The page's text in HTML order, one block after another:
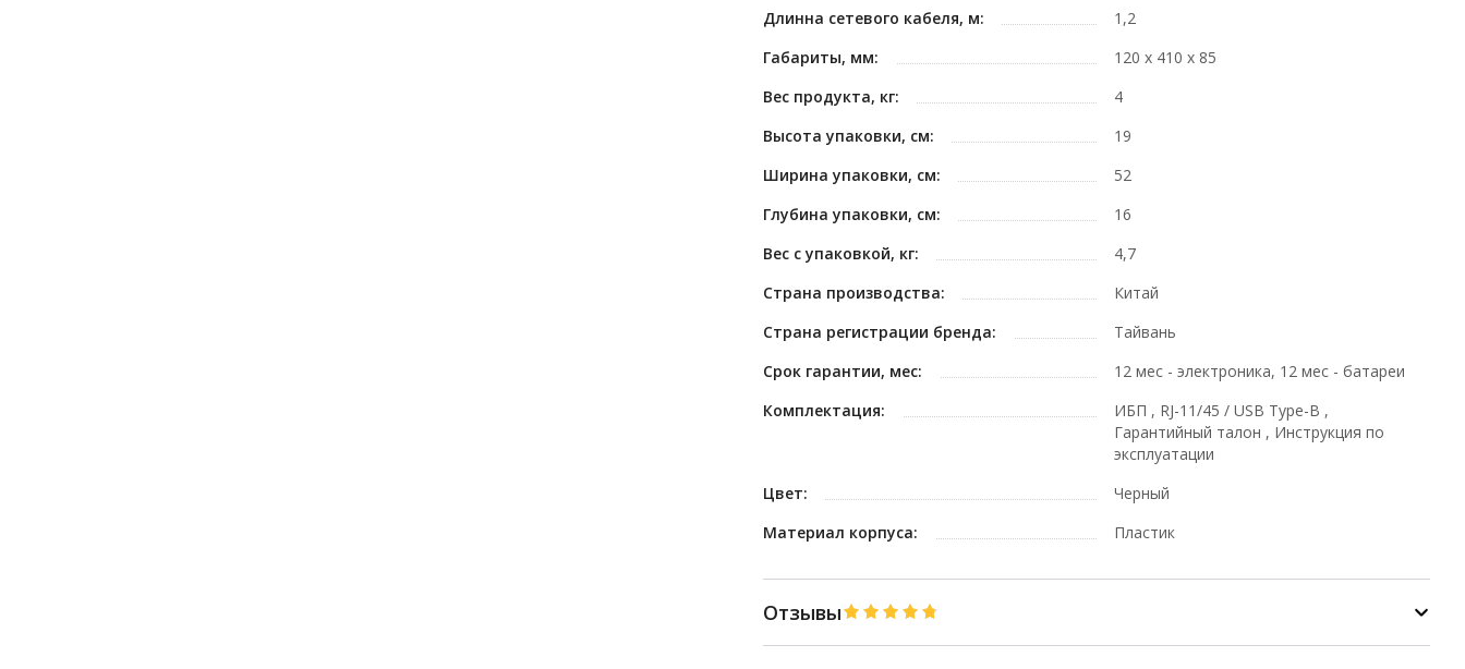
Длинна сетевого кабеля, м:
1,2
Габариты, мм:
120 x 410 x 85
Вес продукта, кг:
4
Высота упаковки, см:
19
Ширина упаковки, см:
52
Глубина упаковки, см:
16
Вес с упаковкой, кг:
4,7
Страна производства:
Китай
Страна регистрации бренда:
Тайвань
Срок гарантии, мес:
12 мес - электроника, 12 мес - батареи
Комплектация:
ИБП , RJ-11/45 / USB Type-B ,
Гарантийный талон , Инструкция по
эксплуатации
Цвет:
Черный
Материал корпуса:
Пластик
Отзывы